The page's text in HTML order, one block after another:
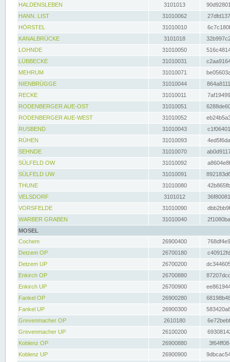
HALDENSLEBEN
3101013
HANN. LIST
31010062
HÖRSTEL
31010010
KANALBRÜCKE
3101018
LOHNDE
31010050
LÜBBECKE
31010031
MEHRUM
31010071
NIENBRÜGGE
31010044
RECKE
31010011
RODENBERGER AUE-OST
31010051
RODENBERGER AUE-WEST
31010052
RUSBEND
31010043
RÜHEN
31010093
SEHNDE
31010070
SÜLFELD OW
31010092
SÜLFELD UW
31010091
THUNE
31010080
VELSDORF
3101012
VORSFELDE
31010090
WARBER GRABEN
31010040
MOSEL
Cochem
26900400
Detzem OP
26700180
Detzem UP
26700200
Enkirch OP
26700880
Enkirch UP
26700900
Fankel OP
26900280
Fankel UP
26900300
Grevenmacher OP
2610180
Grevenmacher UP
26100200
Koblenz OP
26900880
Koblenz UP
26900900